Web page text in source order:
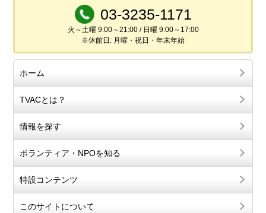
03-3235-1171
火～土曜 9:00～21:00 / 日曜 9:00～17:00
※休館日: 月曜・祝日・年末年始
ホーム
TVACとは？
情報を探す
ボランティア・NPOを知る
特設コンテンツ
このサイトについて